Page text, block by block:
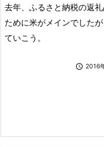
去年、ふるさと納税の返
ために米がメインでした
ていこう。
 2016